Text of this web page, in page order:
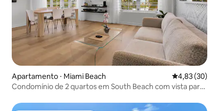
Apartamento ⋅ Miami Beach 4,83 de uma
4,83 (30)
Condomínio de 2 quartos em South Beach com vista para